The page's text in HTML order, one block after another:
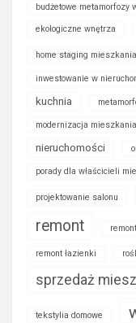
budżetowe metamorfozy
ekologiczne wnętrza
home staging mieszkania
inwestowanie w
kuchnia
modernizacja mieszkania
nieruchomości
porady dla właścicieli
projektowanie salonu
remont
remont łazienki
sprzedaż
tekstylia domowe